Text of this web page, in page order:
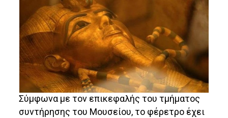
Σύμφωνα με τον επικεφαλής του τμήματος
συντήρησης του Μουσείου, το φέρετρο έχει